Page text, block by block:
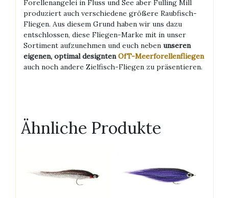
Forellenangelei in Fluss und See aber Fulling Mill
produziert auch verschiedene größere Raubfisch-
Fliegen. Aus diesem Grund haben wir uns dazu
entschlossen, diese Fliegen-Marke mit in unser
Sortiment aufzunehmen und euch neben unseren
eigenen, optimal designtenOfT-Meerforellenfliegen
auch noch andere Zielfisch-Fliegen zu präsentieren.
Ähnliche Produkte